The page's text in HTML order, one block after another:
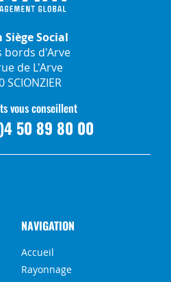
Siège Social
bords d'Arve
de L'Arve
SCIONZIER
vous conseillent
50 89 80 00
NAVIGATION
Accueil
Rayonnage